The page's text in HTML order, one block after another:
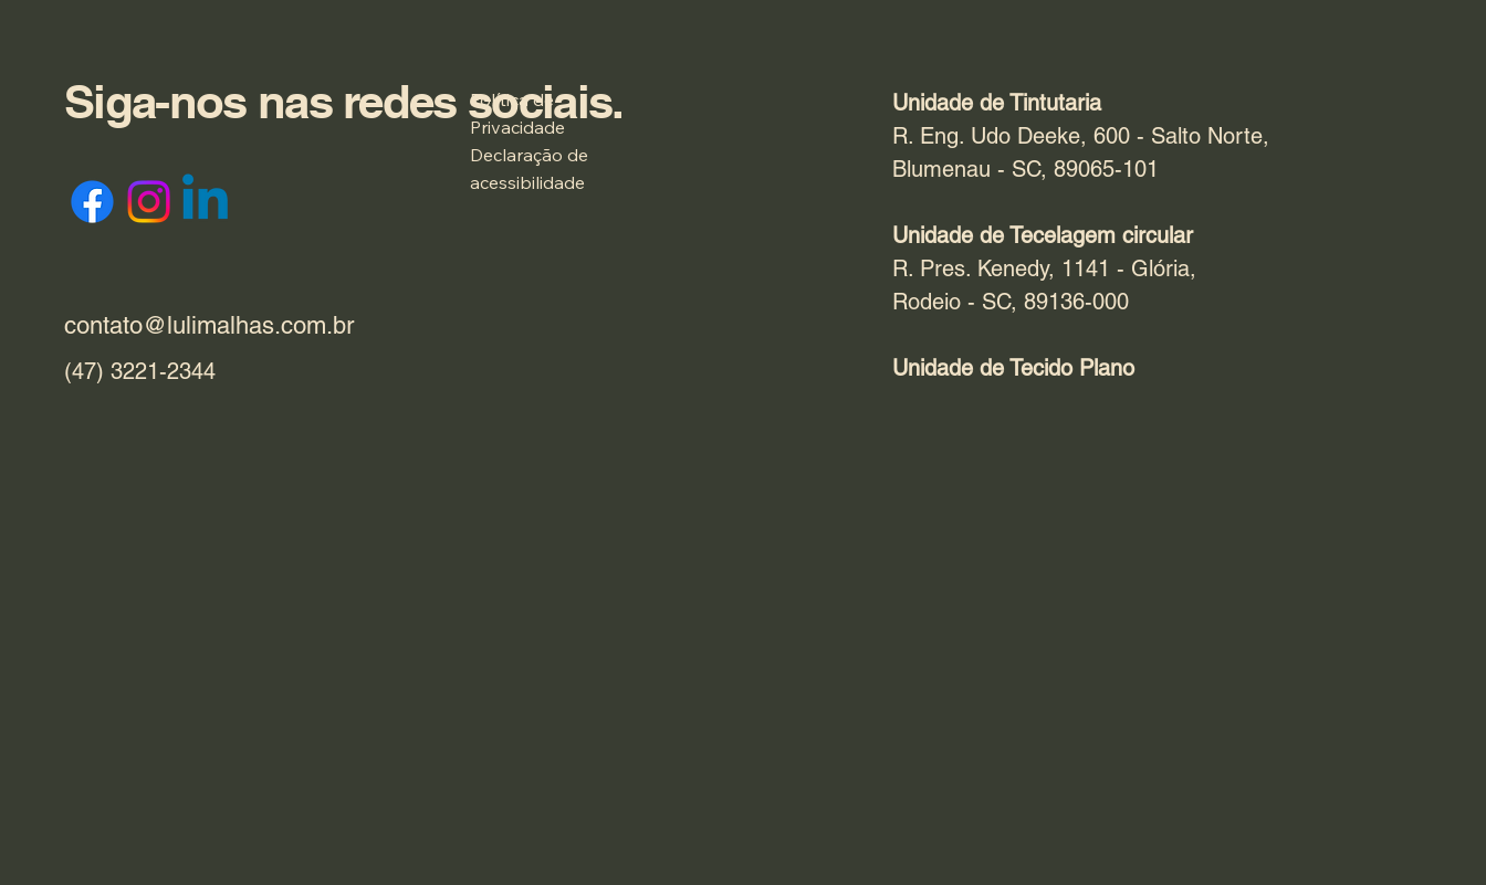
Siga-nos nas redes sociais.
contato@lulimalhas.com.br
(47) 3221-2344
Política de
Privacidade
Declaração de
acessibilidade
Unidade de Tintutaria
R. Eng. Udo Deeke, 600 - Salto Norte,
Blumenau - SC, 89065-101
Unidade de Tecelagem circular
R. Pres. Kenedy, 1141 - Glória,
Rodeio - SC, 89136-000
Unidade de Tecido Plano